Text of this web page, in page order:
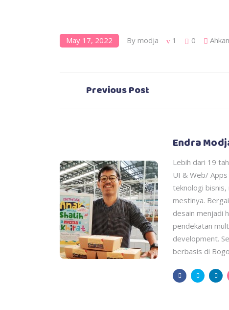
May 17, 2022 By modja 1 0
Previous Post
Endra
Lebih dari 19
UI & Web/
teknologi
mestinya.
desain menjadi
pendekatan
development.
berbasis di